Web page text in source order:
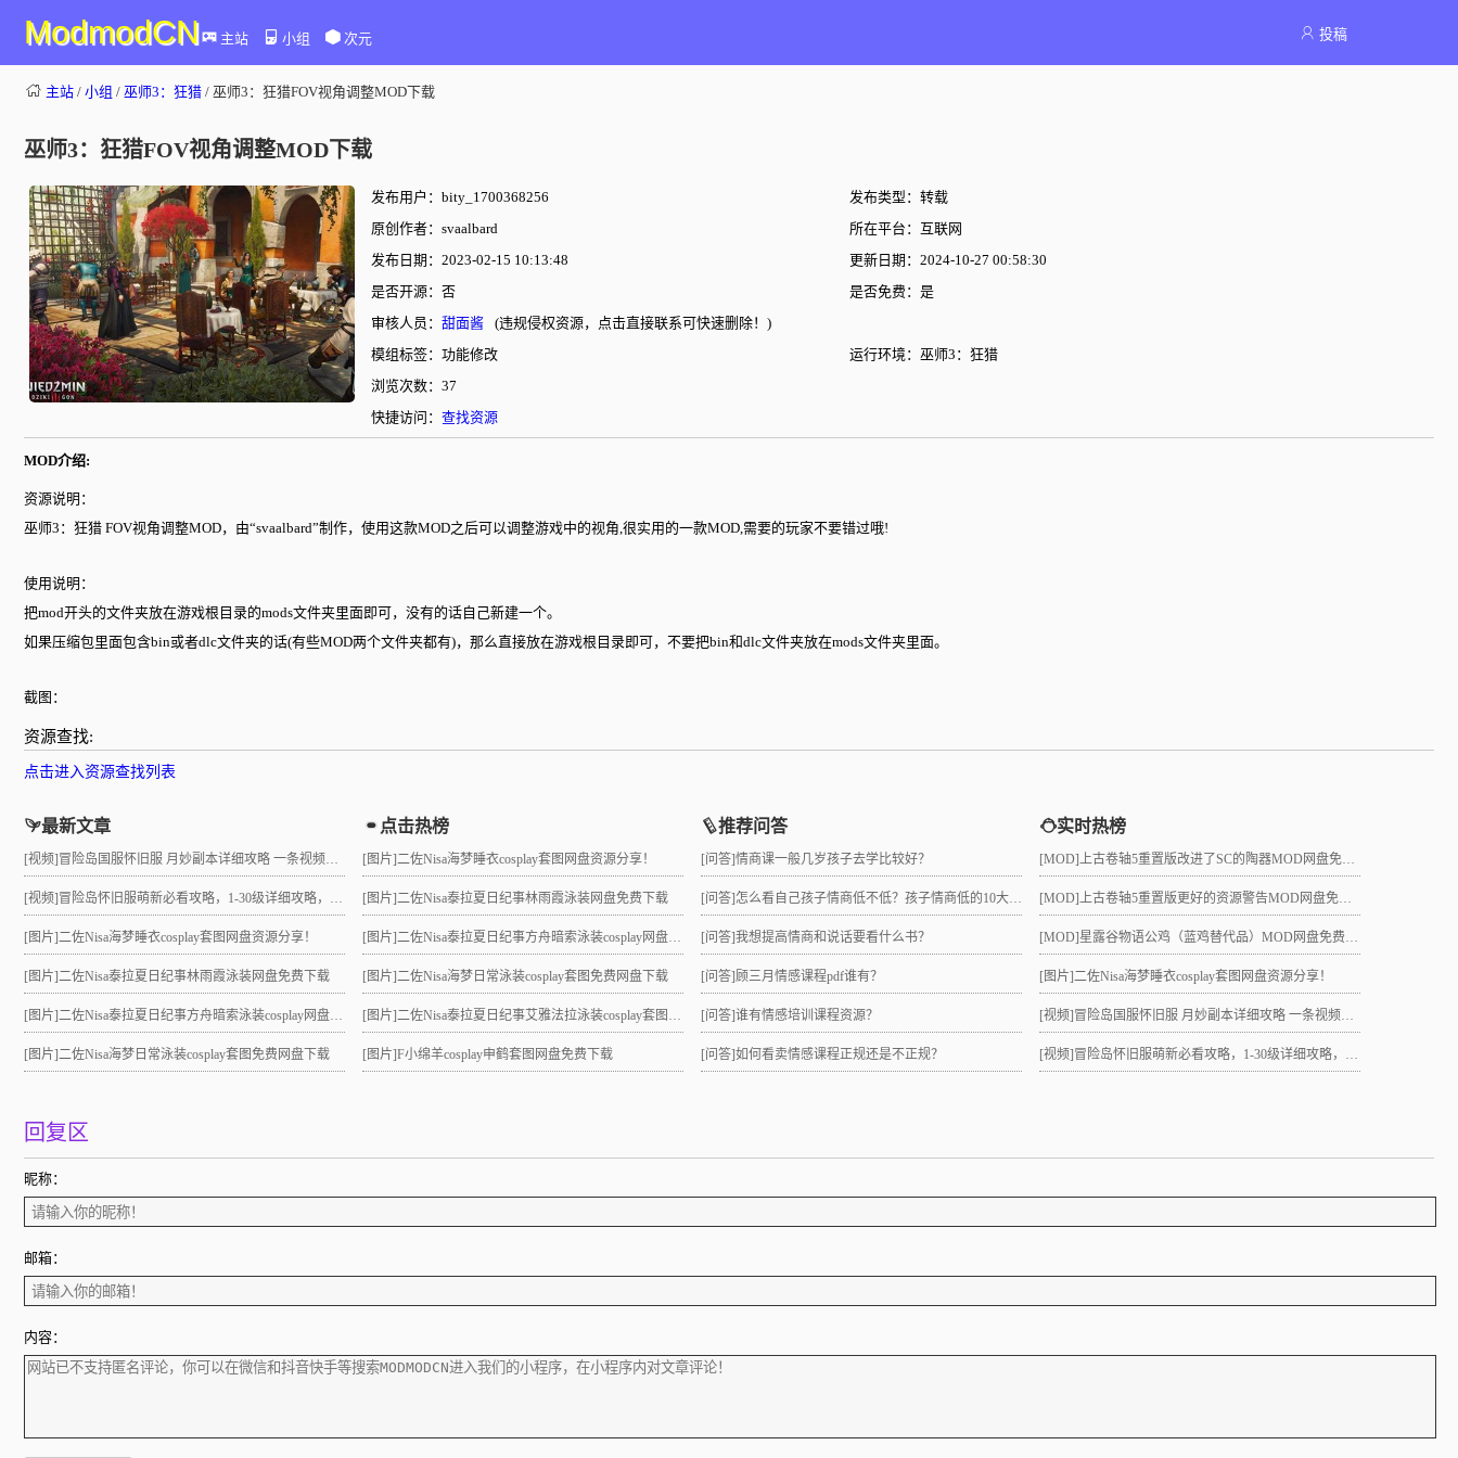
ModmodCN 主站 小组 次元 投稿
主站 / 小组 / 巫师3：狂猎 / 巫师3：狂猎FOV视角调整MOD下载
巫师3：狂猎FOV视角调整MOD下载
发布用户：bity_1700368256
发布类型：转载
原创作者：svaalbard
所在平台：互联网
发布日期：2023-02-15 10:13:48
更新日期：2024-10-27 00:58:30
是否开源：否
是否免费：是
审核人员： 甜面酱
(违规侵权资源，点击直接联系可快速删除！)
模组标签：功能修改
运行环境：巫师3：狂猎
浏览次数：37
快捷访问： 查找资源
MOD介绍:
资源说明：
巫师3：狂猎 FOV视角调整MOD，由“svaalbard”制作，使用这款MOD之后可以调整游戏中的视角,很实用的一款MOD,需要的玩家不要错过哦!
使用说明：
把mod开头的文件夹放在游戏根目录的mods文件夹里面即可，没有的话自己新建一个。
如果压缩包里面包含bin或者dlc文件夹的话(有些MOD两个文件夹都有)，那么直接放在游戏根目录即可，不要把bin和dlc文件夹放在mods文件夹里面。
截图：
资源查找:
点击进入资源查找列表
最新文章
[视频] 冒险岛国服怀旧服 月妙副本详细攻略 一条视频助力10级直升21 组队不求人
[视频] 冒险岛怀旧服萌新必看攻略，1-30级详细攻略，3小时就能到21级！
[图片]二佐Nisa海梦睡衣cosplay套图网盘资源分享！
[图片]二佐Nisa泰拉夏日纪事林雨霞泳装网盘免费下载
[图片]二佐Nisa泰拉夏日纪事方舟暗索泳装cosplay网盘分享！
[图片]二佐Nisa海梦日常泳装cosplay套图免费网盘下载
点击热榜
[图片]二佐Nisa海梦睡衣cosplay套图网盘资源分享！
[图片]二佐Nisa泰拉夏日纪事林雨霞泳装网盘免费下载
[图片]二佐Nisa泰拉夏日纪事方舟暗索泳装cosplay网盘分享！
[图片]二佐Nisa海梦日常泳装cosplay套图免费网盘下载
[图片]二佐Nisa泰拉夏日纪事艾雅法拉泳装cosplay套图网盘免费下载
[图片]F小绵羊cosplay申鹤套图网盘免费下载
推荐问答
[问答]情商课一般几岁孩子去学比较好？
[问答] 怎么看自己孩子情商低不低？孩子情商低的10大特征是真的吗？
[问答]我想提高情商和说话要看什么书？
[问答]顾三月情感课程pdf谁有？
[问答]谁有情感培训课程资源？
[问答]如何看卖情感课程正规还是不正规？
实时热榜
[MOD]上古卷轴5重置版改进了SC的陶器MOD网盘免费下载
[MOD]上古卷轴5重置版更好的资源警告MOD网盘免费下载
[MOD] 星露谷物语公鸡（蓝鸡替代品）MOD网盘免费下载
[图片]二佐Nisa海梦睡衣cosplay套图网盘资源分享！
[视频] 冒险岛国服怀旧服 月妙副本详细攻略 一条视频助力10级直升21 组队不求人
[视频] 冒险岛怀旧服萌新必看攻略，1-30级详细攻略，3小时就能到21级！
回复区
昵称：
邮箱：
内容：